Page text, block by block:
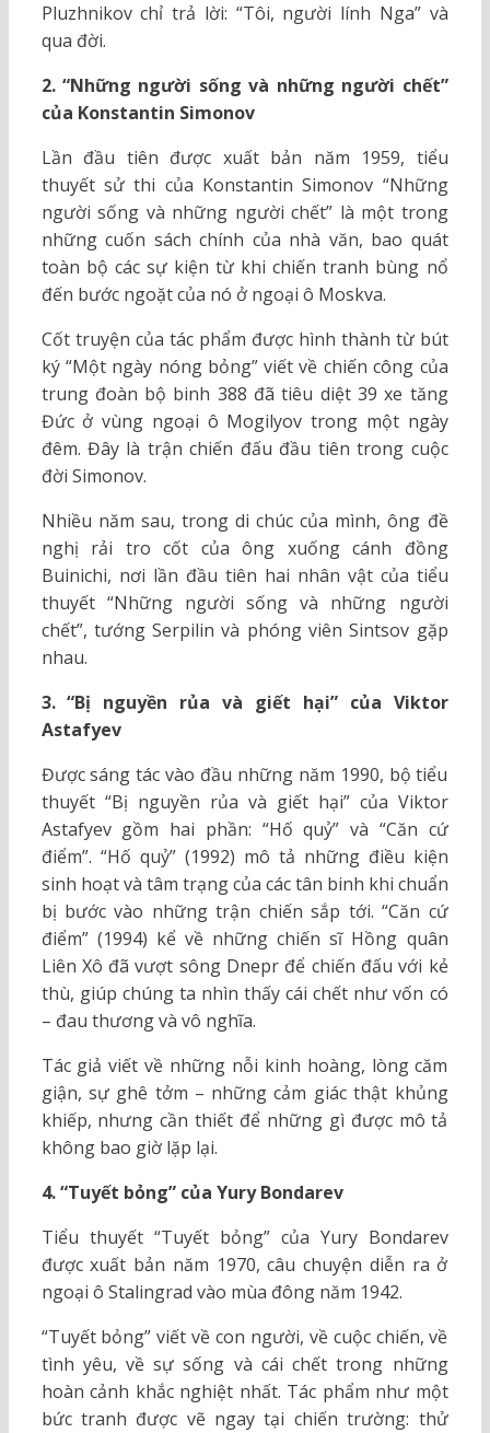
Pluzhnikov chỉ trả lời: “Tôi, người lính Nga” và
qua đời.
2. “Những người sống và những người chết”
của Konstantin Simonov
Lần đầu tiên được xuất bản năm 1959, tiểu
thuyết sử thi của Konstantin Simonov “Những
người sống và những người chết” là một trong
những cuốn sách chính của nhà văn, bao quát
toàn bộ các sự kiện từ khi chiến tranh bùng nổ
đến bước ngoặt của nó ở ngoại ô Moskva.
Cốt truyện của tác phẩm được hình thành từ bút
ký “Một ngày nóng bỏng” viết về chiến công của
trung đoàn bộ binh 388 đã tiêu diệt 39 xe tăng
Đức ở vùng ngoại ô Mogilyov trong một ngày
đêm. Đây là trận chiến đấu đầu tiên trong cuộc
đời Simonov.
Nhiều năm sau, trong di chúc của mình, ông đề
nghị rải tro cốt của ông xuống cánh đồng
Buinichi, nơi lần đầu tiên hai nhân vật của tiểu
thuyết “Những người sống và những người
chết”, tướng Serpilin và phóng viên Sintsov gặp
nhau.
3. “Bị nguyền rủa và giết hại” của Viktor
Astafyev
Được sáng tác vào đầu những năm 1990, bộ tiểu
thuyết “Bị nguyền rủa và giết hại” của Viktor
Astafyev gồm hai phần: “Hố quỷ” và “Căn cứ
điểm”. “Hố quỷ” (1992) mô tả những điều kiện
sinh hoạt và tâm trạng của các tân binh khi chuẩn
bị bước vào những trận chiến sắp tới. “Căn cứ
điểm” (1994) kể về những chiến sĩ Hồng quân
Liên Xô đã vượt sông Dnepr để chiến đấu với kẻ
thù, giúp chúng ta nhìn thấy cái chết như vốn có
– đau thương và vô nghĩa.
Tác giả viết về những nỗi kinh hoàng, lòng căm
giận, sự ghê tởm – những cảm giác thật khủng
khiếp, nhưng cần thiết để những gì được mô tả
không bao giờ lặp lại.
4. “Tuyết bỏng” của Yury Bondarev
Tiểu thuyết “Tuyết bỏng” của Yury Bondarev
được xuất bản năm 1970, câu chuyện diễn ra ở
ngoại ô Stalingrad vào mùa đông năm 1942.
“Tuyết bỏng” viết về con người, về cuộc chiến, về
tình yêu, về sự sống và cái chết trong những
hoàn cảnh khắc nghiệt nhất. Tác phẩm như một
bức tranh được vẽ ngay tại chiến trường: thử